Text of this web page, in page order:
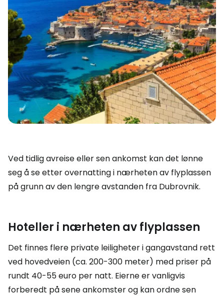
Ved tidlig avreise eller sen ankomst kan det lønne
seg å se etter overnatting i nærheten av flyplassen
på grunn av den lengre avstanden fra Dubrovnik.
Hoteller i nærheten av flyplassen
Det finnes flere private leiligheter i gangavstand rett
ved hovedveien (ca. 200-300 meter) med priser på
rundt 40-55 euro per natt. Eierne er vanligvis
forberedt på sene ankomster og kan ordne sen